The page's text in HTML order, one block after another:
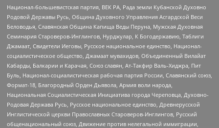
Национал-большевистская партия, ВЕК РА, Рада земли Кубанской Духовно
Родовой Державы Русь, Община Духовного Управления Асгардской Веси
Беловодья, Славянская Община Капища Веды Перуна, Мужская Духовная
Семинария Староверов-Инглингов, Нурджулар, К Богодержавию, Таблиги
Джамаат, Свидетели Иеговы, Русское национальное единство, Национал-
социалистическое общество, Джамаат мувахидов, Объединенный Вилайат
Кабарды, Балкарии и Карачая, Союз славян, Ат-Такфир Валь-Хиджра, Пит
Буль, Национал-социалистическая рабочая партия России, Славянский союз,
Формат-18, Благородный Орден Дьявола, Армия воли народа,
Национальная Социалистическая Инициатива города Череповца, Духовно-
Родовая Держава Русь, Русское национальное единство, Древнерусской
Инглистической церкви Православных Староверов-Инглингов, Русский
общенациональный союз, Движение против нелегальной иммиграции,